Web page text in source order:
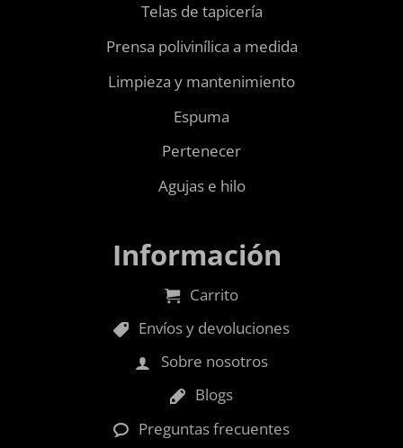
Telas de tapicería
Prensa polivinílica a medida
Limpieza y mantenimiento
Espuma
Pertenecer
Agujas e hilo
Información
Carrito
Envíos y devoluciones
Sobre nosotros
Blogs
Preguntas frecuentes